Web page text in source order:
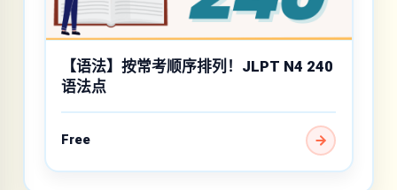
【语法】按常考顺序排列！JLPT N4 240
语法点
Free